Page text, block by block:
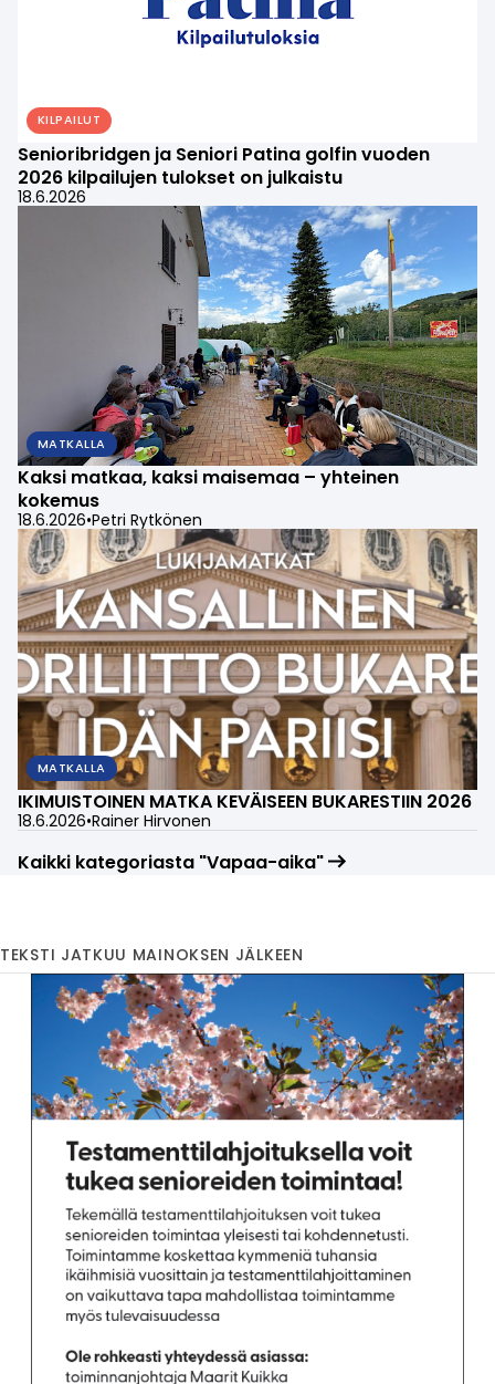
KILPAILUT
Senioribridgen ja Seniori Patina golfin vuoden
2026 kilpailujen tulokset on julkaistu
18.6.2026
MATKALLA
Kaksi matkaa, kaksi maisemaa – yhteinen
kokemus
18.6.2026•Petri Rytkönen
MATKALLA
IKIMUISTOINEN MATKA KEVÄISEEN BUKARESTIIN 2026
18.6.2026•Rainer Hirvonen
Kaikki kategoriasta "Vapaa-aika"
TEKSTI JATKUU MAINOKSEN JÄLKEEN